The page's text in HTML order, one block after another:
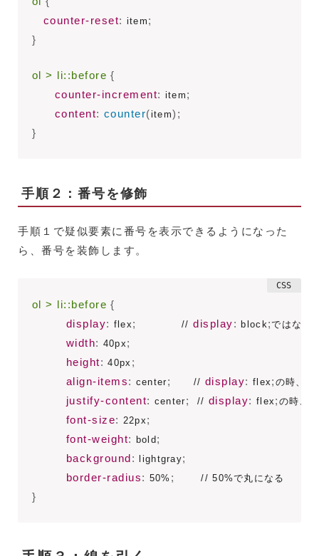
counter-reset: item ;
}
ol > li::before {
counter-increment: item ;
content: counter(item) ;
}
手順２：番号を修飾
手順１で疑似要素に番号を表示できるようになった
ら、番号を装飾します。
ol > li::before {
display: flex ;
            //
display: block ;ではなく
width: 40px ;
height: 40px ;
align-items: center ;
      //
display: flex ; の時、上
justify-content: center ;
  //
display: flex ; の時、
font-size: 22px ;
font-weight: bold ;
background: lightgray;
border-radius: 50% ;
}